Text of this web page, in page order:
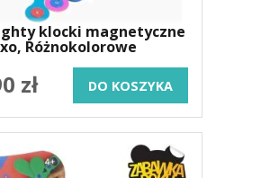
klocki magnetyczne
Różnokolorowe
zł DO KOSZYKA